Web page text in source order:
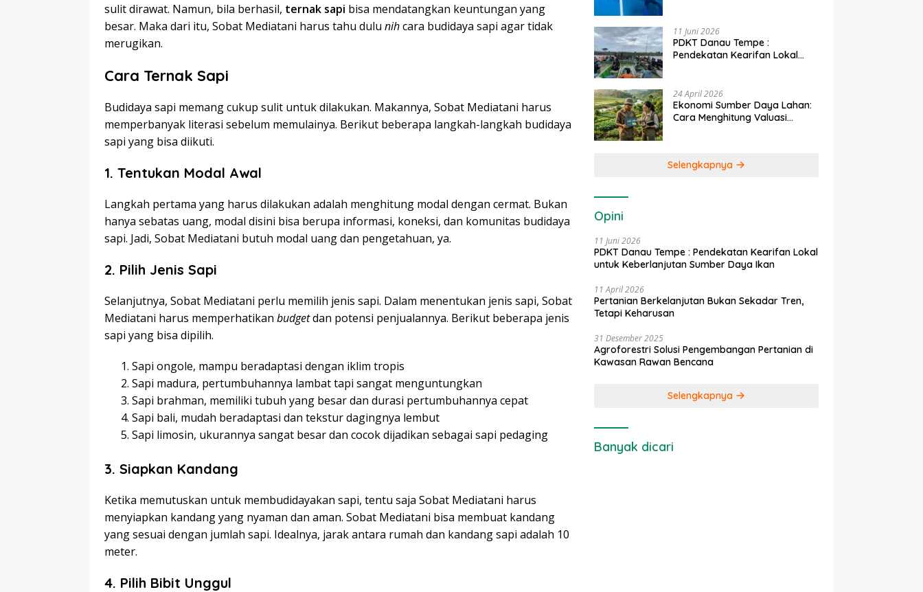
sulit dirawat. Namun, bila berhasil, ternak sapi bisa mendatangkan keuntungan yang
besar. Maka dari itu, Sobat Mediatani harus tahu dulu nihcara budidaya sapi agar tidak
merugikan.
Cara Ternak Sapi
Budidaya sapi memang cukup sulit untuk dilakukan. Makannya, Sobat Mediatani harus
memperbanyak literasi sebelum memulainya. Berikut beberapa langkah-langkah budidaya
sapi yang bisa diikuti.
1. Tentukan Modal Awal
Langkah pertama yang harus dilakukan adalah menghitung modal dengan cermat. Bukan
hanya sebatas uang, modal disini bisa berupa informasi, koneksi, dan komunitas budidaya
sapi. Jadi, Sobat Mediatani butuh modal uang dan pengetahuan, ya.
2. Pilih Jenis Sapi
Selanjutnya, Sobat Mediatani perlu memilih jenis sapi. Dalam menentukan jenis sapi, Sobat
Mediatani harus memperhatikan budgetdan potensi penjualannya. Berikut beberapa jenis
sapi yang bisa dipilih.
Sapi ongole, mampu beradaptasi dengan iklim tropis
Sapi madura, pertumbuhannya lambat tapi sangat menguntungkan
Sapi brahman, memiliki tubuh yang besar dan durasi pertumbuhannya cepat
Sapi bali, mudah beradaptasi dan tekstur dagingnya lembut
Sapi limosin, ukurannya sangat besar dan cocok dijadikan sebagai sapi pedaging
3. Siapkan Kandang
Ketika memutuskan untuk membudidayakan sapi, tentu saja Sobat Mediatani harus
menyiapkan kandang yang nyaman dan aman. Sobat Mediatani bisa membuat kandang
yang sesuai dengan jumlah sapi. Idealnya, jarak antara rumah dan kandang sapi adalah 10
meter.
4. Pilih Bibit Unggul
11 Juni 2026
PDKT Danau Tempe :
Pendekatan Kearifan Lokal
24 April 2026
Ekonomi Sumber Daya Lahan:
Cara Menghitung Valuasi
Selengkapnya
Opini
11 Juni 2026
PDKT Danau Tempe : Pendekatan Kearifan Lokal
untuk Keberlanjutan Sumber Daya Ikan
11 April 2026
Pertanian Berkelanjutan Bukan Sekadar Tren,
Tetapi Keharusan
31 Desember 2025
Agroforestri Solusi Pengembangan Pertanian di
Kawasan Rawan Bencana
Selengkapnya
Banyak dicari